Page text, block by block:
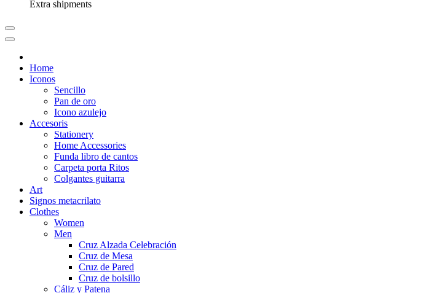
Extra shipments
Home
Iconos
Sencillo
Pan de oro
Icono azulejo
Accesoris
Stationery
Home Accessories
Funda libro de cantos
Carpeta porta Ritos
Colgantes guitarra
Art
Signos metacrilato
Clothes
Women
Men
Cruz Alzada Celebración
Cruz de Mesa
Cruz de Pared
Cruz de bolsillo
Cáliz y Patena